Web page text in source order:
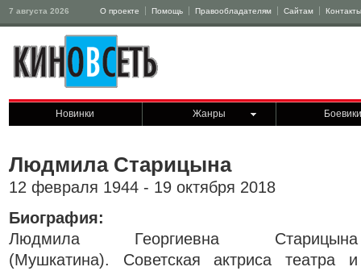
7 августа 2026 О проекте Помощь Правообладателям Сайтам Контакты
Новинки Жанры Боевики
Людмила Старицына
12 февраля 1944 - 19 октября 2018
Биография:
Людмила Георгиевна Старицына
(Мушкатина). Советская актриса театра и